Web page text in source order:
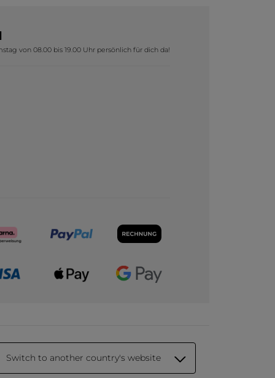
von 08.00 bis 19.00 Uhr persönlich für dich da!
Switch to another country's website